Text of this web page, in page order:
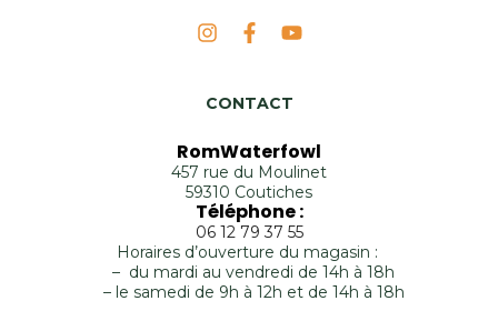
CONTACT
RomWaterfowl
457 rue du Moulinet
59310 Coutiches
Téléphone :
06 12 79 37 55
Horaires d’ouverture du magasin :
– du mardi au vendredi de 14h à 18h
– le samedi de 9h à 12h et de 14h à 18h